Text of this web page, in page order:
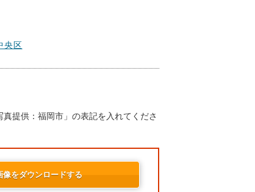
央区
真提供：福岡市」の表記を入れてくださ
像をダウンロードする